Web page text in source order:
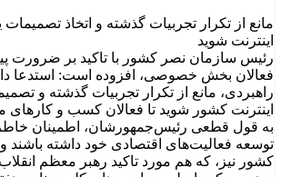
مانع از تکرار تجربیات گذشته و اتخاذ تصمیمات
اینترنت شوید
رئیس سازمان نصر کشور با تاکید بر ضرورت
فعالان بخش خصوصی، افزوده است: استدعا
راهبردی، مانع از تکرار تجربیات گذشته و
اینترنت کشور شوید تا فعالان کسب و کارهای
به قول قطعی رئیس‌جمهورشان، اطمینان
توسعه فعالیت‌های اقتصادی خود داشته باشند و
کشور نیز، که هم مورد تاکید رهبر معظم